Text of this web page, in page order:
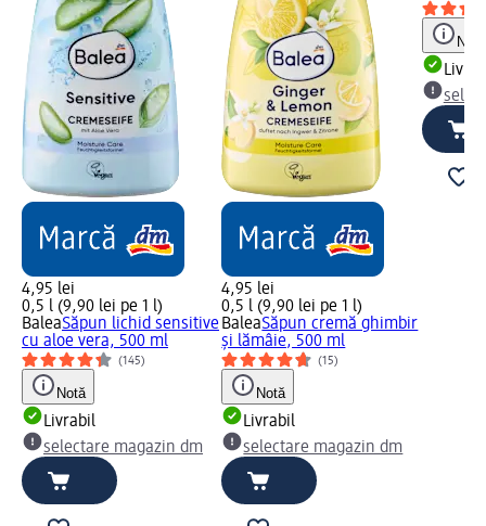
4,95 lei
0,5 l (9,90 lei pe 1 l)
BaleaSăpun lichid sensitive
cu aloe vera, 500 ml
(145)
Notă
Livrabil
selectare magazin dm
4,95 lei
0,5 l (9,90 lei pe 1 l)
BaleaSăpun cremă ghimbir
și lămâie, 500 ml
(15)
Notă
Livrabil
selectare magazin dm
Notă